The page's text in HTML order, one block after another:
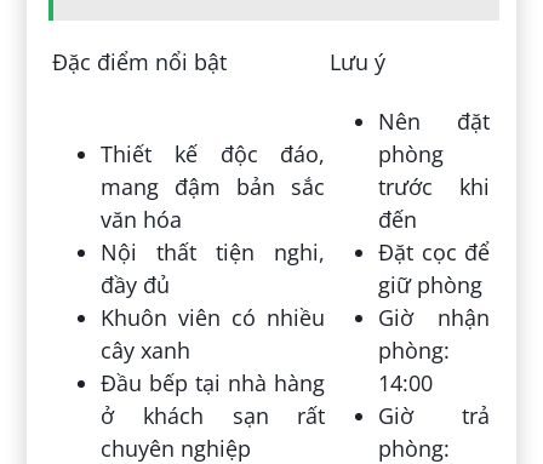
Đặc điểm nổi bật Lưu ý
Thiết kế độc đáo,
mang đậm bản sắc
văn hóa
Nội thất tiện nghi,
đầy đủ
Khuôn viên có nhiều
cây xanh
Đầu bếp tại nhà hàng
ở khách sạn rất
chuyên nghiệp
Nên đặt
phòng
trước khi
đến
Đặt cọc để
giữ phòng
Giờ nhận
phòng:
14:00
Giờ trả
phòng: